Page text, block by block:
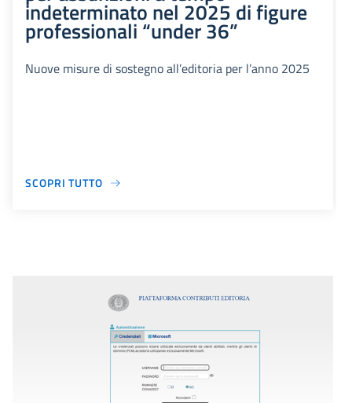
indeterminato nel 2025 di figure
professionali “under 36”
Nuove misure di sostegno all’editoria per l’anno 2025
SCOPRI TUTTO